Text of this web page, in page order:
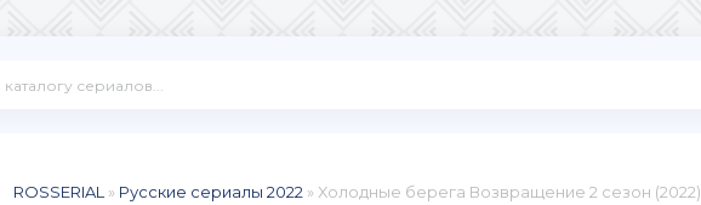
ROSSERIAL » Русские сериалы 2022 » Холодные берега Возвращение 2 сезон (2022)